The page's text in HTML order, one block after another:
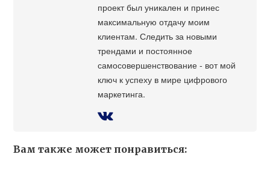
проект был уникален и принес
максимальную отдачу моим
клиентам. Следить за новыми
трендами и постоянное
самосовершенствование - вот мой
ключ к успеху в мире цифрового
маркетинга.
Вам также может понравиться: